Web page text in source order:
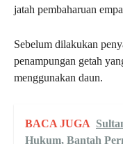
jatah pembaharuan
Sebelum dilakukan
penampungan getah
menggunakan daun.
BACA JUGA
Hukum, Bantah